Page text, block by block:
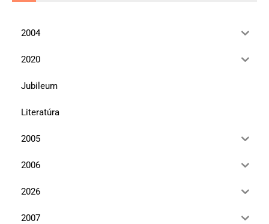
2004
2020
Jubileum
Literatúra
2005
2006
2026
2007